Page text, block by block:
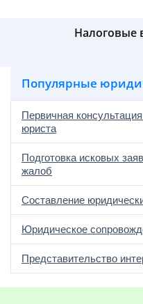
Налоговые
Популярные
Первичная
юриста
Подготовка исковых
жалоб
Составление
Юридическое
Представительство